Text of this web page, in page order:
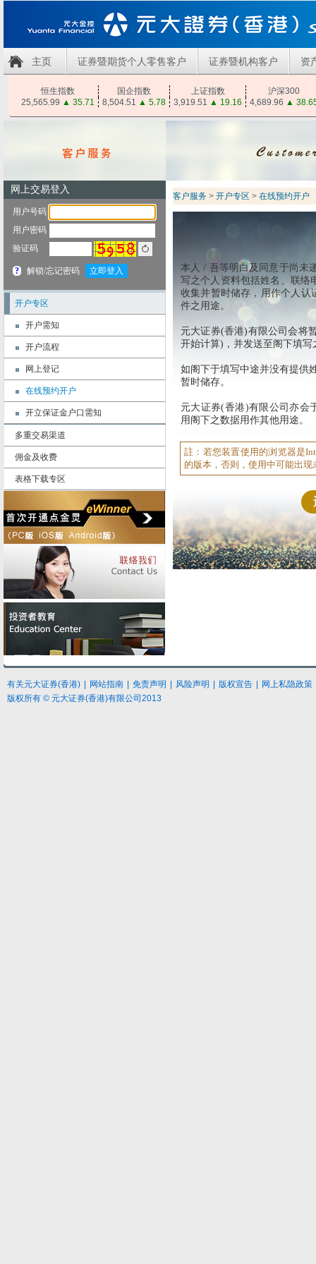
主页 证券暨期货个人零售客户 证券暨机构客户 资
恒生指数 国企指数 上证指数
沪深300
25,565.99 ▲ 35.71 8,504.51 ▲ 5.78 3,919.51 ▲ 19.16 4,689.96 ▲
开户专区
开户需知
开户流程
网上登记
在线预约开户
开立保证金户口需知
多重交易渠道
佣金及收费
表格下载专区
客户服务 > 开户专区 > 在线预约开户
本人 / 吾等明白及同意于尚未
写之个人资料包括姓名、联络
收集并暂时储存，用作个人认
件之用途。
元大证券(香港)有限公司会将
开始计算)，并发送至阁下填写
如阁下于填写中途并没有提供
暂时储存。
元大证券(香港)有限公司亦会
用阁下之数据用作其他用途。
註：若您装置使用的浏览器是
的版本，否则，使用中可能出现
有关元大证券(香港) 网站指南 免责声明 风险声明 版权宣告
网上私隐政策
版权所有 © 元大证券(香港)有限公司2013